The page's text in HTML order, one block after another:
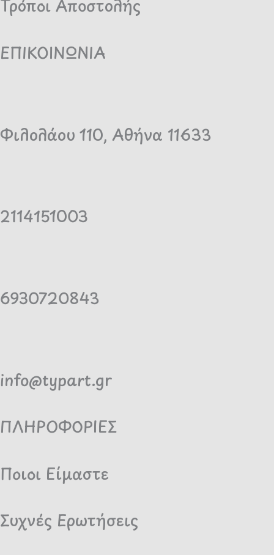
Τρόποι Αποστολής
ΕΠΙΚΟΙΝΩΝΙΑ
Φιλολάου 110, Αθήνα 11633
2114151003
6930720843
info@typart.gr
ΠΛΗΡΟΦΟΡΙΕΣ
Ποιοι Είμαστε
Συχνές Ερωτήσεις